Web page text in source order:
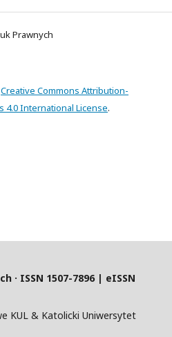
Prawnych
Creative Commons Attribution-
4.0 International License.
· ISSN 1507-7896 | eISSN
KUL & Katolicki Uniwersytet